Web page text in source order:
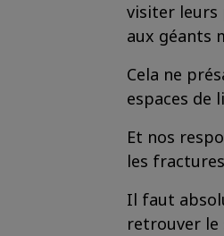
visiter leurs
aux géants
Cela ne
espaces de
Et nos
les
Il faut
retrouver le